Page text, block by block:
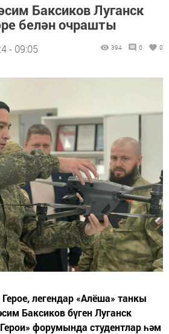
Баксиков Луганск
белән очрашты
- 09:05 394 0 0
легендар «Алёша» танкы
Баксиков бүген Луганск
форумында студентлар һәм